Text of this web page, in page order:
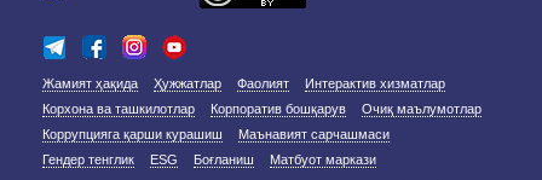
Жамият ҳақида Ҳужжатлар Фаолият
Интерактив хизматлар
Корхона ва ташкилотлар
Корпоратив бошқарув
Очиқ маълумотлар
Коррупцияга қарши курашиш
Маънавият сарчашмаси
Гендер тенглик
ESG Боғланиш Матбуот маркази